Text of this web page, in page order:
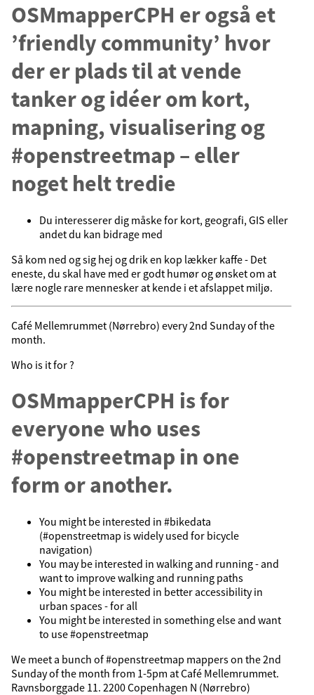
OSMmapperCPH er også et
’friendly community’ hvor
der er plads til at vende
tanker og idéer om kort,
mapning, visualisering og
#openstreetmap – eller
noget helt tredie
Du interesserer dig måske for kort, geografi, GIS eller
andet du kan bidrage med
Så kom ned og sig hej og drik en kop lækker kaffe - Det
eneste, du skal have med er godt humør og ønsket om at
lære nogle rare mennesker at kende i et afslappet miljø.
Café Mellemrummet (Nørrebro) every 2nd Sunday of the
month.
Who is it for ?
OSMmapperCPH is for
everyone who uses
#openstreetmap in one
form or another.
You might be interested in #bikedata
(#openstreetmap is widely used for bicycle
navigation)
You may be interested in walking and running - and
want to improve walking and running paths
You might be interested in better accessibility in
urban spaces - for all
You might be interested in something else and want
to use #openstreetmap
We meet a bunch of #openstreetmap mappers on the 2nd
Sunday of the month from 1-5pm at Café Mellemrummet.
Ravnsborggade 11. 2200 Copenhagen N (Nørrebro)